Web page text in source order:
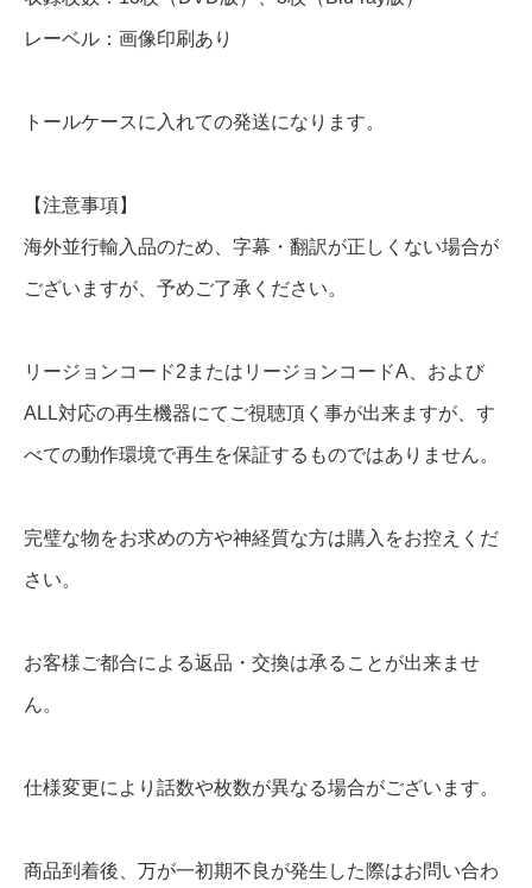
り
愛
V
D
＆
l
レーベル：画像印刷あり
トールケースに入れての発送になります。
【注意事項】
海外並行輸入品のため、字幕・翻訳が正しくない場合が
ございますが、予めご了承ください。
リージョンコード2またはリージョンコードA、および
ALL対応の再生機器にてご視聴頂く事が出来ますが、す
べての動作環境で再生を保証するものではありません。
完璧な物をお求めの方や神経質な方は購入をお控えくだ
さい。
お客様ご都合による返品・交換は承ることが出来ませ
ん。
仕様変更により話数や枚数が異なる場合がございます。
商品到着後、万が一初期不良が発生した際はお問い合わ